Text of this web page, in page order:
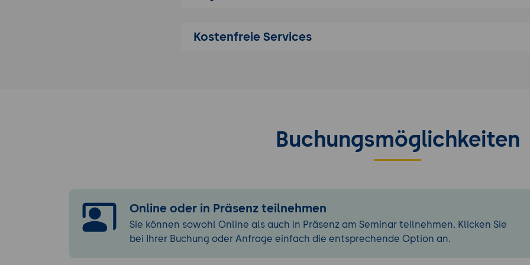
Datenqualität
Ablauf der Datenverarbeitung: Bildausrichtung, Punktwolken-
Optimierung der Verarbeitungsprozesse zur Erzeugung präziser
Schritte zur Generierung von 3D-Punktwolken und digitalen
Erstellung von orthorektifizierten Bildern und Karten
Integration von Geodaten und Kartierungsinformationen
Kostenfreie Services
Buchungsmöglichkeiten
Online oder in Präsenz teilnehmen
Sie können sowohl Online als auch in Präsenz am Seminar teilnehmen. Klicken Sie
bei Ihrer Buchung oder Anfrage einfach die entsprechende Option an.